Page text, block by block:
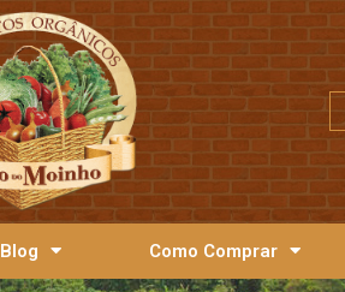
Blog Como Comprar